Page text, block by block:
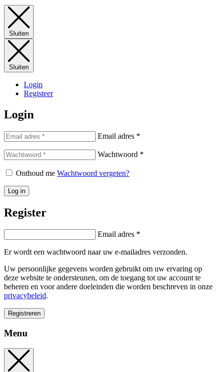
Sluiten
Sluiten
Login
Registeer
Login
Email adres *
Wachtwoord *
Onthoud me Wachtwoord vergeten?
Log in
Register
Email adres *
Er wordt een wachtwoord naar uw e-mailadres verzonden.
Uw persoonlijke gegevens worden gebruikt om uw ervaring op
deze website te ondersteunen, om de toegang tot uw account te
beheren en voor andere doeleinden die worden beschreven in onze
privacybeleid.
Registreren
Menu